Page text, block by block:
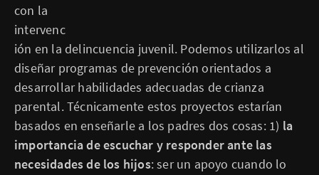
con la
intervenc
ión en la delincuencia juvenil. Podemos utilizarlos al
diseñar programas de prevención orientados a
desarrollar habilidades adecuadas de crianza
parental. Técnicamente estos proyectos estarían
basados en enseñarle a los padres dos cosas: 1) la
importancia de escuchar y responder ante las
necesidades de los hijos: ser un apoyo cuando lo